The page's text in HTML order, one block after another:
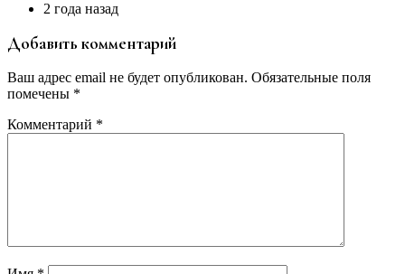
2 года назад
Добавить комментарий
Ваш адрес email не будет опубликован. Обязательные поля
помечены *
Комментарий *